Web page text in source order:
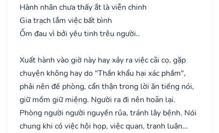
Hành nhân chưa thấy ắt là viễn chinh
Gia trạch lắm việc bất bình
Ốm đau vì bởi yêu tinh trêu người..
Xuất hành vào giờ này hay xảy ra việc cãi cọ, gặp
chuyện không hay do "Thần khẩu hại xác phầm",
phải nên đề phòng, cẩn thận trong lời ăn tiếng nói,
giữ mồm giữ miệng. Người ra đi nên hoãn lại.
Phòng người người nguyền rủa, tránh lây bệnh. Nói
chung khi có việc hội họp, việc quan, tranh luận…